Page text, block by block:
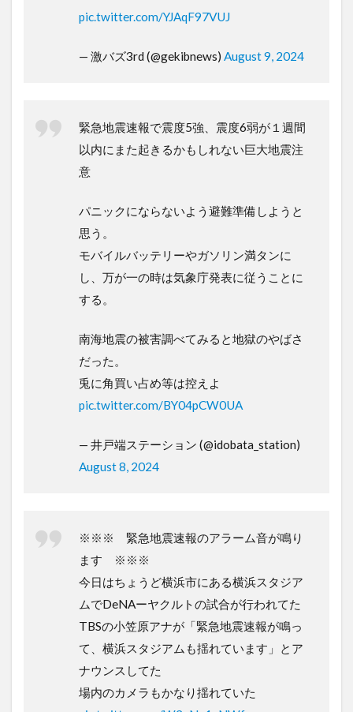
pic.twitter.com/YJAqF97VUJ
— 激バズ3rd (@gekibnews) August 9, 2024
緊急地震速報で震度5強、震度6弱が１週間
以内にまた起きるかもしれない巨大地震注
意
パニックにならないよう避難準備しようと
思う。
モバイルバッテリーやガソリン満タンに
し、万が一の時は気象庁発表に従うことに
する。
南海地震の被害調べてみると地獄のやばさ
だった。
兎に角買い占め等は控えよ
pic.twitter.com/BY04pCW0UA
— 井戸端ステーション (@idobata_station)
August 8, 2024
※※※ 緊急地震速報のアラーム音が鳴り
ます ※※※
今日はちょうど横浜市にある横浜スタジア
ムでDeNAーヤクルトの試合が行われてた
TBSの小笠原アナが「緊急地震速報が鳴っ
て、横浜スタジアムも揺れています」とア
ナウンスしてた
場内のカメラもかなり揺れていた